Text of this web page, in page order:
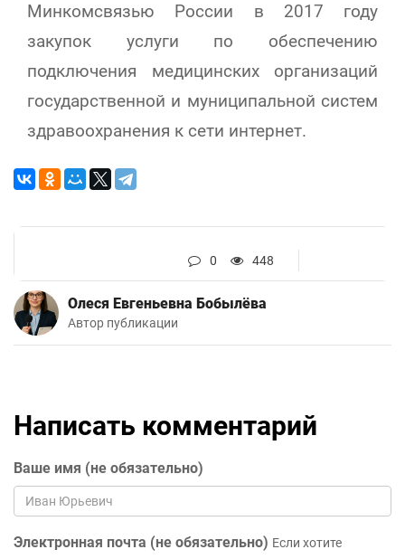
Минкомсвязью России в 2017 году
закупок услуги по обеспечению
подключения медицинских организаций
государственной и муниципальной систем
здравоохранения к сети интернет.
0 448
Олеся Евгеньевна Бобылёва
Автор публикации
Написать комментарий
Ваше имя (не обязательно)
Электронная почта (не обязательно) Если хотите